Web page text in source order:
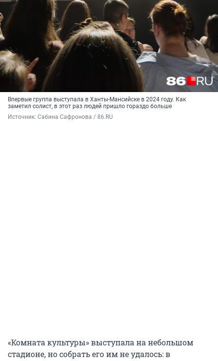
Впервые группа выступала в Ханты-Мансийске в 2024 году. Как
заметил солист, в этот раз людей пришло гораздо больше
Источник: Сабина Сафронова / 86.RU
«Комната культуры» выступала на небольшом
стадионе, но собрать его им не удалось: в